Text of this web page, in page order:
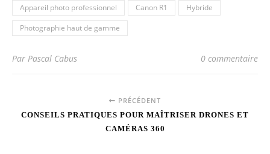
Appareil photo professionnel Canon R1
Hybride
Photographie haut de gamme
Par Pascal Cabus 0 commentaire
PRÉCÉDENT
CONSEILS PRATIQUES POUR MAÎTRISER DRONES ET
CAMÉRAS 360